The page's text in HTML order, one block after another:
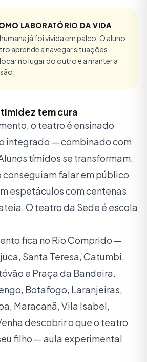
LABORATÓRIO DA VIDA
já foi vivida em palco. O aluno
aprende a navegar situações
no lugar do outro e a manter a
tem cura
o teatro é ensinado
integrado — combinado com
tímidos se transformam.
conseguiam falar em público
espetáculos com centenas
O teatro da Sede é escola
fica no Rio Comprido —
Santa Teresa, Catumbi,
e Praça da Bandeira.
Botafogo, Laranjeiras,
Maracanã, Vila Isabel,
descobrir o que o teatro
filho — aula experimental